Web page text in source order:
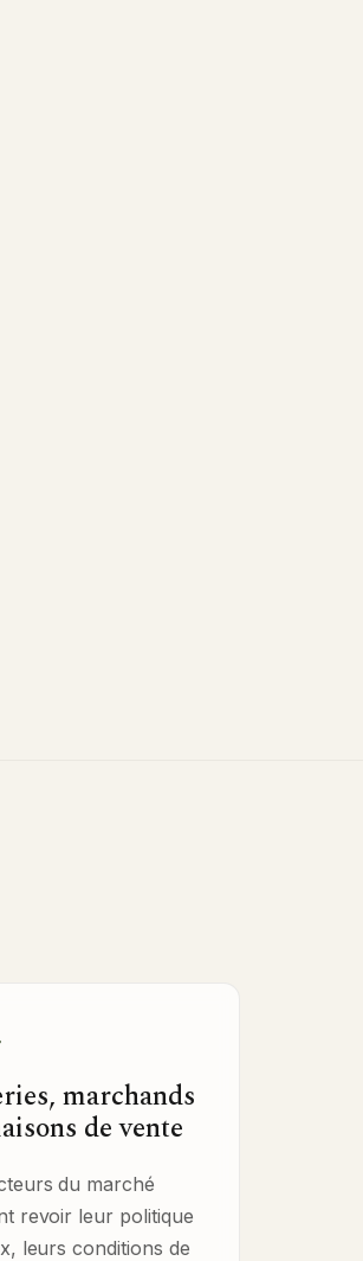
marchands
de vente
du marché
revoir leur politique
leurs conditions de